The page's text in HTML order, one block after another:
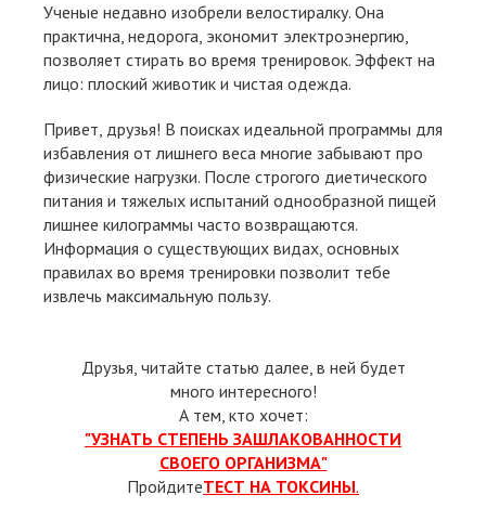
Ученые недавно изобрели велостиралку. Она
практична, недорога, экономит электроэнергию,
позволяет стирать во время тренировок. Эффект на
лицо: плоский животик и чистая одежда.
Привет, друзья! В поисках идеальной программы для
избавления от лишнего веса многие забывают про
физические нагрузки. После строгого диетического
питания и тяжелых испытаний однообразной пищей
лишнее килограммы часто возвращаются.
Информация о существующих видах, основных
правилах во время тренировки позволит тебе
извлечь максимальную пользу.
Друзья, читайте статью далее, в ней будет
много интересного!
А тем, кто хочет:
"УЗНАТЬ СТЕПЕНЬ ЗАШЛАКОВАННОСТИ
СВОЕГО ОРГАНИЗМА"
ПройдитеТЕСТ НА ТОКСИНЫ.